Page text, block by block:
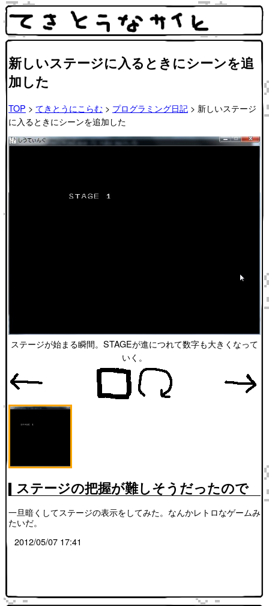
新しいステージに入るときにシーンを追
加した
TOP > てきとうにこらむ > プログラミング日記 > 新しいステージ
に入るときにシーンを追加した
ステージが始まる瞬間。STAGEが進につれて数字も大きくなって
いく。
ステージの把握が難しそうだったので
一旦暗くしてステージの表示をしてみた。なんかレトロなゲームみ
たいだ。
2012/05/07 17:41